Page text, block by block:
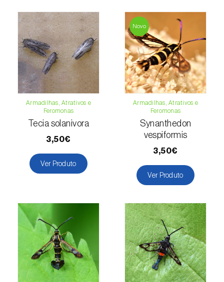
Armadilhas, Atrativos e
Feromonas
Tecia solanivora
3,50€
Ver Produto
Novo
Armadilhas, Atrativos e
Feromonas
Synanthedon
vespiformis
3,50€
Ver Produto